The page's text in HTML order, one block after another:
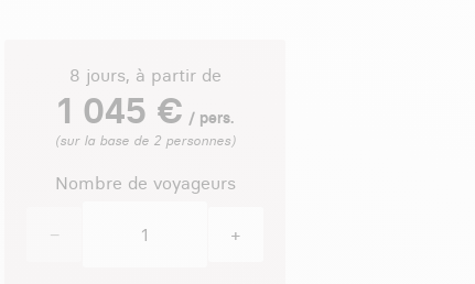
8 jours, à partir de
1 045 € / pers.
(sur la base de 2 personnes)
Nombre de voyageurs
− +